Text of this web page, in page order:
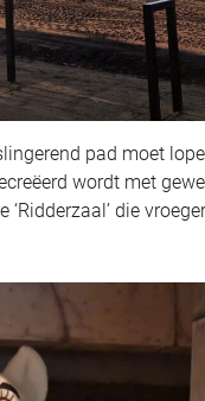
pad moet
wordt met
die